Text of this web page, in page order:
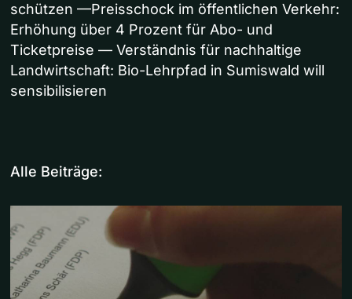
schützen —Preisschock im öffentlichen Verkehr:
Erhöhung über 4 Prozent für Abo- und
Ticketpreise — Verständnis für nachhaltige
Landwirtschaft: Bio-Lehrpfad in Sumiswald will
sensibilisieren
Alle Beiträge: